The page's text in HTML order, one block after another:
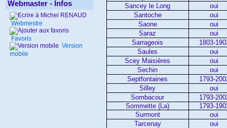
Webmaster - Infos
Webmestre
Favoris
Version
mobile
Sancey le Long
oui
Santoche
oui
Saone
oui
Saraz
oui
Sarrageois
1803-
Saules
oui
Scey Maisières
oui
Sechin
oui
Septfontaines
1793-
Silley
oui
Sombacour
1793-
Sommette (La)
1793-
Surmont
oui
Tarcenay
oui